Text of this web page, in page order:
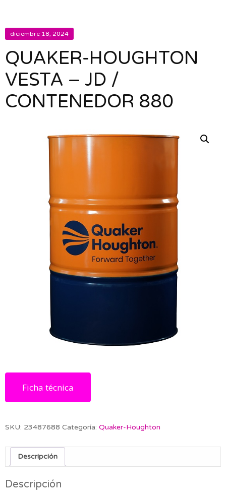
diciembre 18, 2024
QUAKER-HOUGHTON
VESTA – JD /
CONTENEDOR 880
Ficha técnica
SKU: 23487688 Categoría: Quaker-Houghton
Descripción
Descripción